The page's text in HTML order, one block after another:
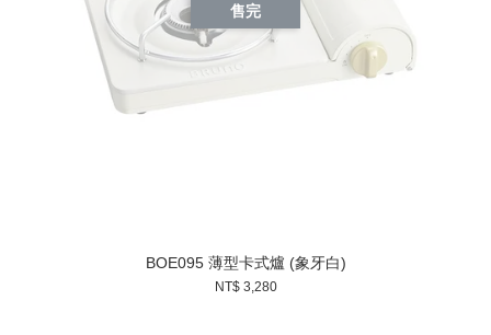
售完
BOE095 薄型卡式爐 (象牙白)
NT$ 3,280